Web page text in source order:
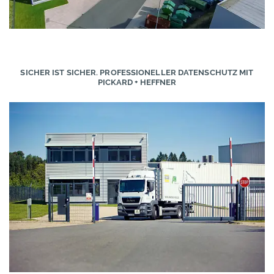
SICHER IST SICHER. PROFESSIONELLER DATENSCHUTZ MIT
PICKARD + HEFFNER